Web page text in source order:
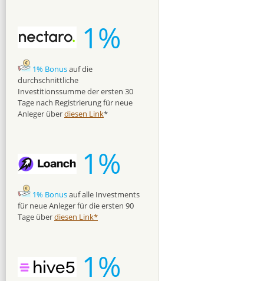
1%
1% Bonusauf die
durchschnittliche
Investitionssumme der ersten 30
Tage nach Registrierung für neue
Anleger überdiesen Link*
1%
1% Bonusauf alle Investments
für neue Anleger für die ersten 90
Tage überdiesen Link*
1%